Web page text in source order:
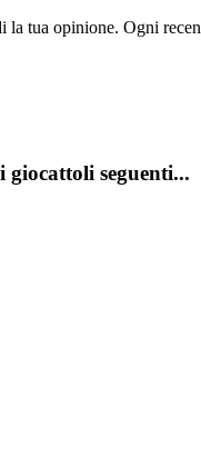
tua opinione. Ogni
seguenti...